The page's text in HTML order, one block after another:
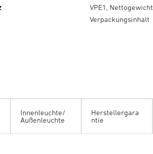
VPE1, Nettogewicht
Verpackungsinhalt
Innenleuchte/
Außenleuchte
Herstellergara
ntie